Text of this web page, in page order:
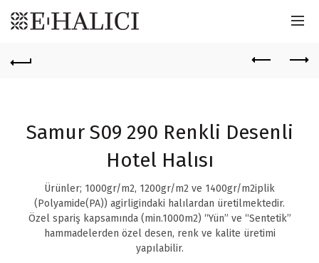
Samur S09 290 Renkli Desenli
Hotel Halısı
Ürünler; 1000gr/m2, 1200gr/m2 ve 1400gr/m2iplik
(Polyamide(PA)) agirligindaki halılardan üretilmektedir.
Özel spariş kapsamında (min.1000m2) “Yün” ve “Sentetik”
hammadelerden özel desen, renk ve kalite üretimi
yapılabilir.